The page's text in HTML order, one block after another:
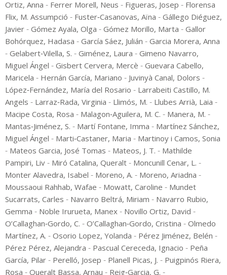
Ortiz, Anna - Ferrer Morell, Neus - Figueras, Josep - Florensa
Flix, M. Assumpció - Fuster‑Casanovas, Aïna - Gállego Diéguez,
Javier - Gómez Ayala, Olga - Gómez Morillo, Marta - Gallor
Bohórquez, Hadasa - García Sáez, Julián - Garcia Morera, Anna
- Gelabert‑Vilella, S. - Giménez, Laura - Gimeno Navarro,
Miguel Ángel - Gisbert Cervera, Mercè - Guevara Cabello,
Maricela - Hernán García, Mariano - Juvinyà Canal, Dolors -
López‑Fernández, María del Rosario - Larrabeiti Castillo, M.
Angels - Larraz‑Rada, Virginia - Llimós, M. - Llubes Arrià, Laia -
Macipe Costa, Rosa - Malagon‑Aguilera, M. C. - Manera, M. -
Mantas‑Jiménez, S. - Martí Fontane, Imma - Martínez Sánchez,
Miguel Ángel - Marti‑Castaner, Maria - Martinoy i Camos, Sonia
- Mateos Garcia, José Tomas - Mateos, J. T. - Mathilde
Pampiri, Liv - Miró Catalina, Queralt - Moncunill Cenar, L. -
Monter Alavedra, Isabel - Moreno, A. - Moreno, Ariadna -
Moussaoui Rahhab, Wafae - Mowatt, Caroline - Mundet
Sucarrats, Carles - Navarro Beltrá, Miriam - Navarro Rubio,
Gemma - Noble Irurueta, Manex - Novillo Ortiz, David -
O’Callaghan‑Gordo, C. - O’Callaghan‑Gordo, Cristina - Olmedo
Martínez, A. - Osorio Lopez, Yolanda - Pérez Jiménez, Belén -
Pérez Pérez, Alejandra - Pascual Cereceda, Ignacio - Peña
García, Pilar - Perelló, Josep - Planell Picas, J. - Puigpinós Riera,
Rosa - Queralt Bassa, Arnau - Reig‑Garcia, G. -